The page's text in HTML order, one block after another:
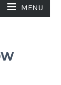
MENU